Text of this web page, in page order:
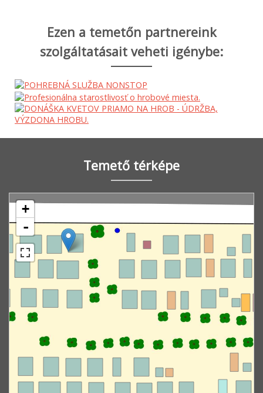
Ezen a temetőn partnereink
szolgáltatásait veheti igénybe:
Temető térképe
+
-